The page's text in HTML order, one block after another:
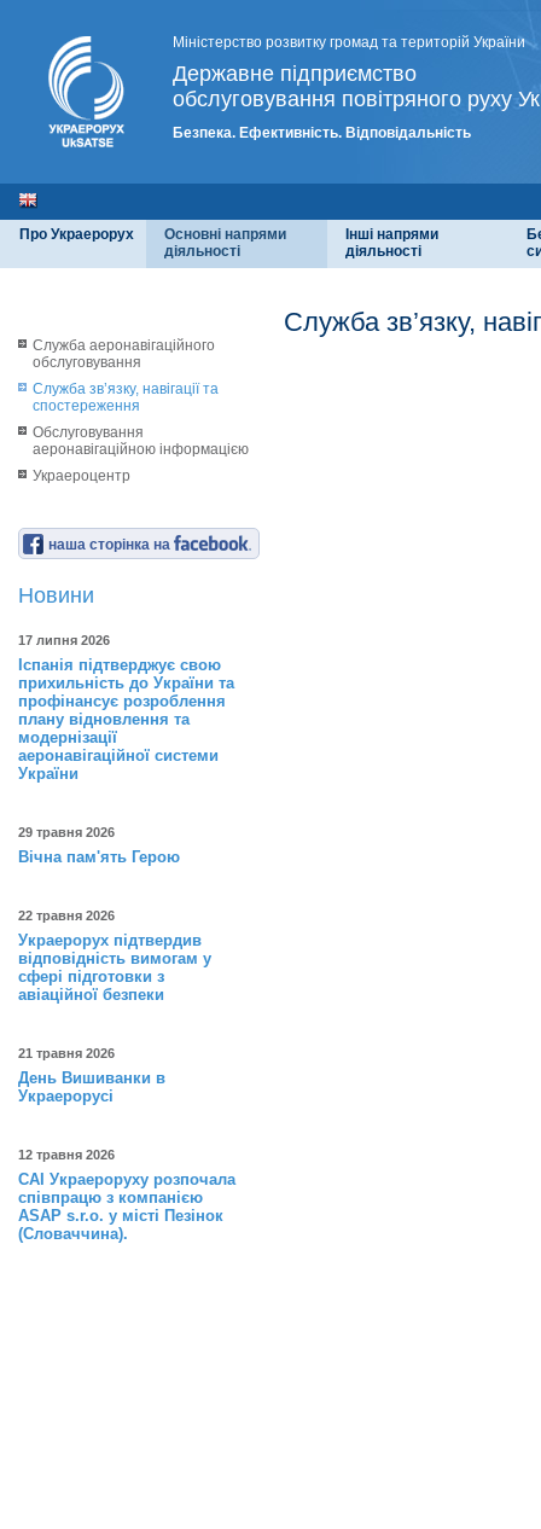
Міністерство розвитку громад та територій України
Державне підприємство
обслуговування повітряного руху
Безпека. Ефективність. Відповідальність
Про Украерорух
Основні напрями
діяльності
Інші напрями
діяльності
Служба аеронавігаційного
обслуговування
Служба зв’язку, навігації та
спостереження
Обслуговування
аеронавігаційною інформацією
Украероцентр
наша сторінка на
Новини
17 липня 2026
Іспанія підтверджує свою
прихильність до України та
профінансує розроблення
плану відновлення та
модернізації
аеронавігаційної системи
України
29 травня 2026
Вічна пам'ять Герою
22 травня 2026
Украерорух підтвердив
відповідність вимогам у
сфері підготовки з
авіаційної безпеки
21 травня 2026
День Вишиванки в
Украерорусі
12 травня 2026
САІ Украероруху розпочала
співпрацю з компанією
ASAP s.r.o. у місті Пезінок
(Словаччина).
Служба зв’язку,